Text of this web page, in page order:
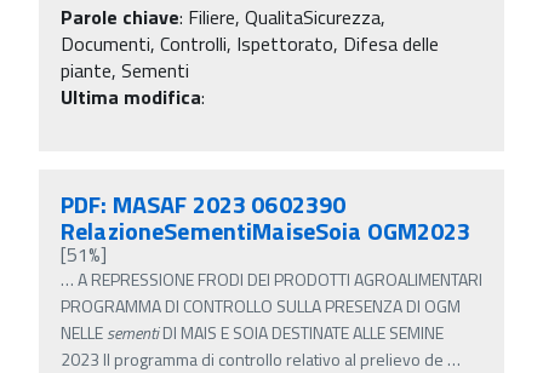
Parole chiave: Filiere, QualitaSicurezza,
Documenti, Controlli, Ispettorato, Difesa delle
piante, Sementi
Ultima modifica:
PDF: MASAF 2023 0602390
RelazioneSementiMaiseSoia OGM2023
[51%]
…A REPRESSIONE FRODI DEI PRODOTTI AGROALIMENTARI
PROGRAMMA DI CONTROLLO SULLA PRESENZA DI OGM
NELLEsementiDI MAIS E SOIA DESTINATE ALLE SEMINE
2023 Il programma di controllo relativo al prelievo de …